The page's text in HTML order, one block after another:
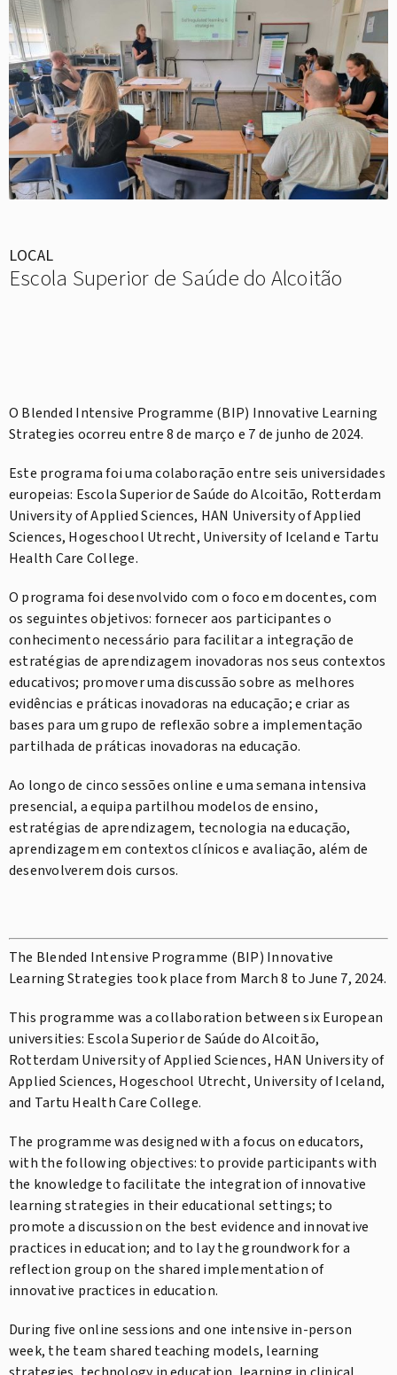
LOCAL
Escola Superior de Saúde do Alcoitão
O Blended Intensive Programme (BIP) Innovative Learning
Strategies ocorreu entre 8 de março e 7 de junho de 2024.
Este programa foi uma colaboração entre seis universidades
europeias: Escola Superior de Saúde do Alcoitão, Rotterdam
University of Applied Sciences, HAN University of Applied
Sciences, Hogeschool Utrecht, University of Iceland e Tartu
Health Care College.
O programa foi desenvolvido com o foco em docentes, com
os seguintes objetivos: fornecer aos participantes o
conhecimento necessário para facilitar a integração de
estratégias de aprendizagem inovadoras nos seus contextos
educativos; promover uma discussão sobre as melhores
evidências e práticas inovadoras na educação; e criar as
bases para um grupo de reflexão sobre a implementação
partilhada de práticas inovadoras na educação.
Ao longo de cinco sessões online e uma semana intensiva
presencial, a equipa partilhou modelos de ensino,
estratégias de aprendizagem, tecnologia na educação,
aprendizagem em contextos clínicos e avaliação, além de
desenvolverem dois cursos.
The Blended Intensive Programme (BIP) Innovative
Learning Strategies took place from March 8 to June 7, 2024.
This programme was a collaboration between six European
universities: Escola Superior de Saúde do Alcoitão,
Rotterdam University of Applied Sciences, HAN University of
Applied Sciences, Hogeschool Utrecht, University of Iceland,
and Tartu Health Care College.
The programme was designed with a focus on educators,
with the following objectives: to provide participants with
the knowledge to facilitate the integration of innovative
learning strategies in their educational settings; to
promote a discussion on the best evidence and innovative
practices in education; and to lay the groundwork for a
reflection group on the shared implementation of
innovative practices in education.
During five online sessions and one intensive in-person
week, the team shared teaching models, learning